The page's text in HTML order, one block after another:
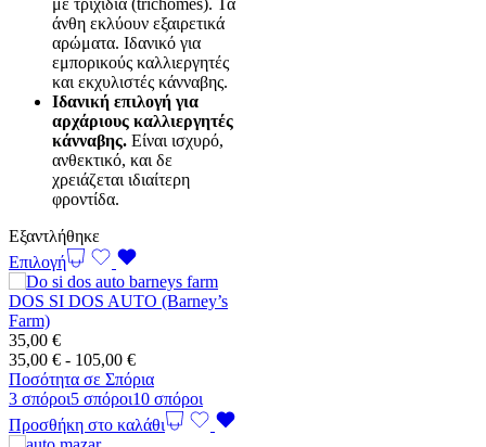
άνθη εκλύουν εξαιρετικά
αρώματα. Ιδανικό για
εμπορικούς καλλιεργητές
και εκχυλιστές κάνναβης.
Ιδανική επιλογή για
αρχάριους καλλιεργητές
κάνναβης. Είναι ισχυρό,
ανθεκτικό, και δε
χρειάζεται ιδιαίτερη
φροντίδα.
Εξαντλήθηκε
Επιλογή
DOS SI DOS AUTO (Barney’s
Farm)
35,00 €
35,00 € - 105,00 €Εύρος
τιμών:
35,00 €
έως
105,00 €
Ποσότητα σε Σπόρια
3 σπόροι5 σπόροι10 σπόροι
Προσθήκη στο καλάθι